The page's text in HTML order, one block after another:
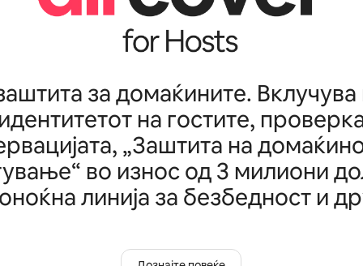
за домаќините.
на гостите,
„Заштита на
во износ од 3 милиони
линија за безбедност и